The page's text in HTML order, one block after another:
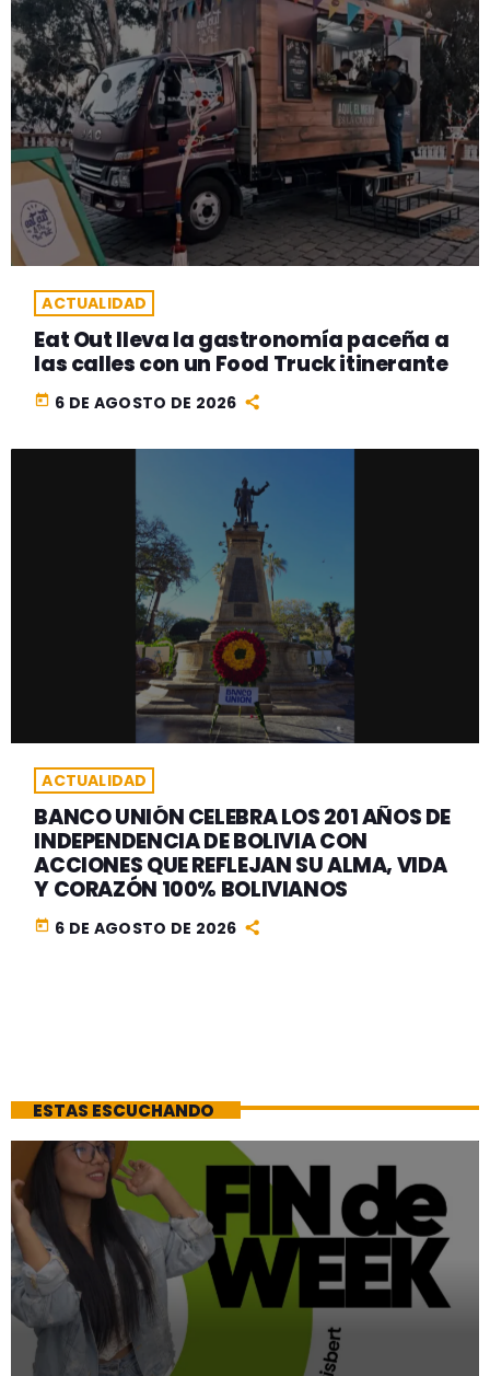
ACTUALIDAD
Eat Out lleva la gastronomía paceña a
las calles con un Food Truck itinerante
today 6 DE AGOSTO DE 2026
ACTUALIDAD
BANCO UNIÓN CELEBRA LOS 201 AÑOS DE
INDEPENDENCIA DE BOLIVIA CON
ACCIONES QUE REFLEJAN SU ALMA, VIDA
Y CORAZÓN 100% BOLIVIANOS
today 6 DE AGOSTO DE 2026
ESTAS ESCUCHANDO